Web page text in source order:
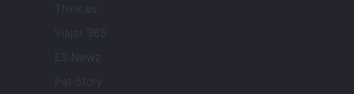
Think.es
Viajar 365
ES Newz
Pet Story